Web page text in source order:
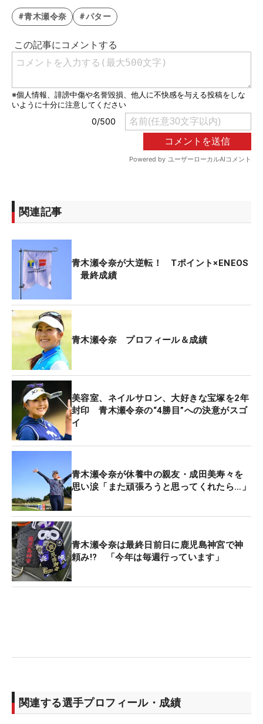
#青木瀬令奈 #パター
関連記事
青木瀬令奈が大逆転！ Tポイント×ENEOS
最終成績
青木瀬令奈 プロフィール＆成績
美容室、ネイルサロン、大好きな宝塚を2年
封印 青木瀬令奈の“4勝目”への決意がスゴ
イ
青木瀬令奈が休養中の親友・成田美寿々を
思い涙「また頑張ろうと思ってくれたら…」
青木瀬令奈は最終日前日に鹿児島神宮で神
頼み!? 「今年は毎週行っています」
関連する選手プロフィール・成績